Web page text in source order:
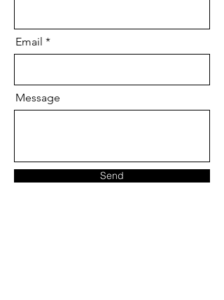
Email
Message
Send